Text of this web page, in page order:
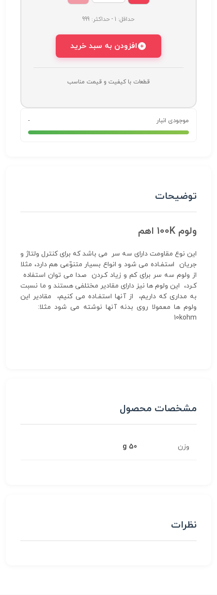
حداقل: 1 - حداکثر: 999
افزودن به سبد خرید
قطعات با کیفیت و قیمت مناسب
موجودی انبار -
توضیحات
ولوم 100K اهم
این نوع مقاومت دارای سه سر می باشد که برای کنترل ولتاژ و
جریان استفـاده می شود و انواع بسیار متنوّعی هم دارد، مثلا
از ولوم سه سر برای کم و زیاد کـردن صدا می توان استفاده
کـرد، این ولوم ها نیز دارای مقادیر مختلفی هستند و ما نسبت
به مداری که داریم، از آنها استفـاده می کنیم، مقادیر این
ولوم ها معمولا روی بدنه آنها نوشته می شود مثلا:
10kohm
مشخصات محصول
وزن 50 g
نظرات